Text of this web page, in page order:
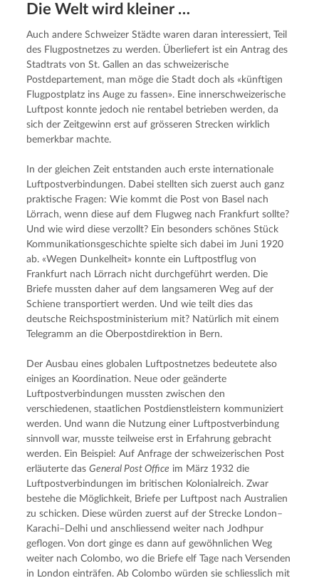
Die Welt wird kleiner …
Auch andere Schweizer Städte waren daran interessiert, Teil
des Flugpostnetzes zu werden. Überliefert ist ein Antrag des
Stadtrats von St. Gallen an das schweizerische
Postdepartement, man möge die Stadt doch als «künftigen
Flugpostplatz ins Auge zu fassen». Eine innerschweizerische
Luftpost konnte jedoch nie rentabel betrieben werden, da
sich der Zeitgewinn erst auf grösseren Strecken wirklich
bemerkbar machte.
In der gleichen Zeit entstanden auch erste internationale
Luftpostverbindungen. Dabei stellten sich zuerst auch ganz
praktische Fragen: Wie kommt die Post von Basel nach
Lörrach, wenn diese auf dem Flugweg nach Frankfurt sollte?
Und wie wird diese verzollt? Ein besonders schönes Stück
Kommunikationsgeschichte spielte sich dabei im Juni 1920
ab. «Wegen Dunkelheit» konnte ein Luftpostflug von
Frankfurt nach Lörrach nicht durchgeführt werden. Die
Briefe mussten daher auf dem langsameren Weg auf der
Schiene transportiert werden. Und wie teilt dies das
deutsche Reichspostministerium mit? Natürlich mit einem
Telegramm an die Oberpostdirektion in Bern.
Der Ausbau eines globalen Luftpostnetzes bedeutete also
einiges an Koordination. Neue oder geänderte
Luftpostverbindungen mussten zwischen den
verschiedenen, staatlichen Postdienstleistern kommuniziert
werden. Und wann die Nutzung einer Luftpostverbindung
sinnvoll war, musste teilweise erst in Erfahrung gebracht
werden. Ein Beispiel: Auf Anfrage der schweizerischen Post
erläuterte das General Post Office im März 1932 die
Luftpostverbindungen im britischen Kolonialreich. Zwar
bestehe die Möglichkeit, Briefe per Luftpost nach Australien
zu schicken. Diese würden zuerst auf der Strecke London–
Karachi–Delhi und anschliessend weiter nach Jodhpur
geflogen. Von dort ginge es dann auf gewöhnlichen Weg
weiter nach Colombo, wo die Briefe elf Tage nach Versenden
in London einträfen. Ab Colombo würden sie schliesslich mit